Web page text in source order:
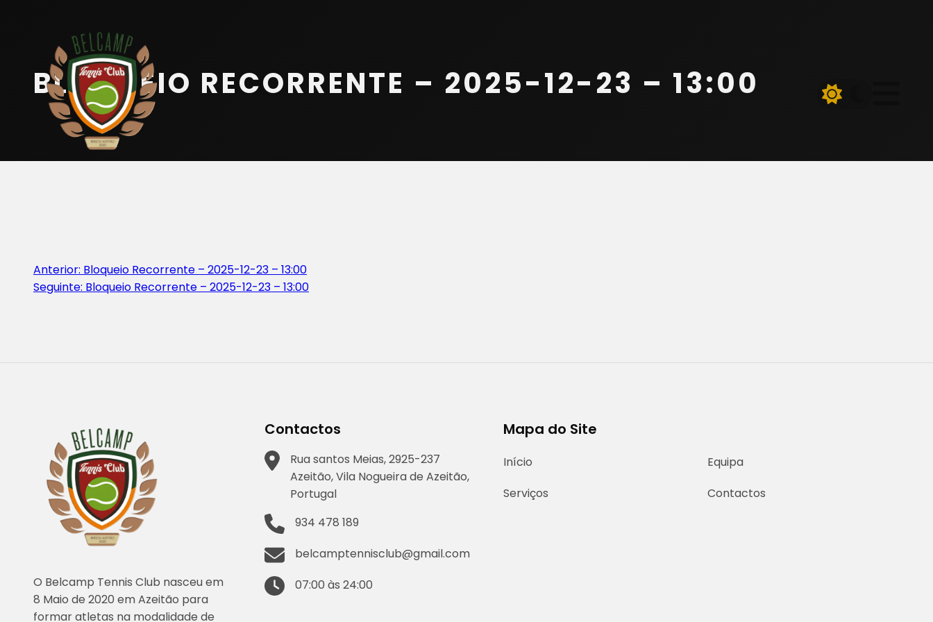
Equipa
Serviços
Parceiros
Beach Tennis
BLOQUEIO RECORRENTE – 2025-12-23 – 13:00
Navegação
de
Anterior: Bloqueio Recorrente – 2025-12-23 – 13:00
Seguinte: Bloqueio Recorrente – 2025-12-23 – 13:00
O Belcamp Tennis Club nasceu em
8 Maio de 2020 em Azeitão para
formar atletas na modalidade de
Contactos
Rua santos Meias, 2925-237
Azeitão, Vila Nogueira de Azeitão,
Portugal
934 478 189
belcamptennisclub@gmail.com
07:00 às 24:00
Mapa do Site
Início
Equipa
Serviços
Contactos